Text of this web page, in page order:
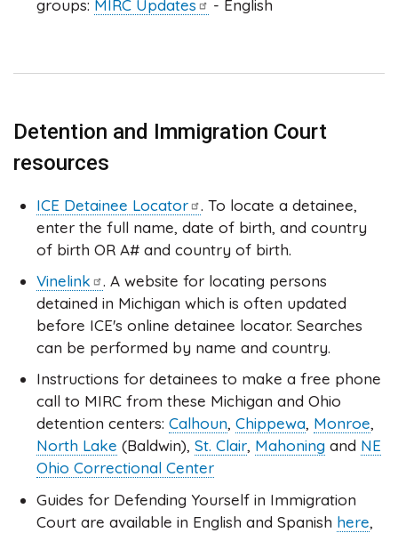
groups: MIRC Updates - English
Detention and Immigration Court
resources
ICE Detainee Locator
. To locate a detainee,
enter the full name, date of birth, and country
of birth OR A# and country of birth.
Vinelink
. A website for locating persons
detained in Michigan which is often updated
before ICE's online detainee locator. Searches
can be performed by name and country.
Instructions for detainees to make a free phone
call to MIRC from these Michigan and Ohio
detention centers: Calhoun, Chippewa, Monroe,
North Lake (Baldwin), St. Clair, Mahoningand NE
Ohio Correctional Center
Guides for Defending Yourself in Immigration
Court are available in English and Spanish here,